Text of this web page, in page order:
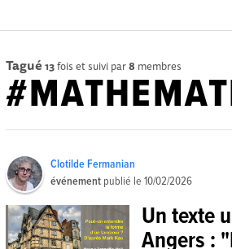
Tagué 13fois et suivi par8 membres
Clotilde Fermanian
événement publié le10/02/2026
Un texte
Angers :